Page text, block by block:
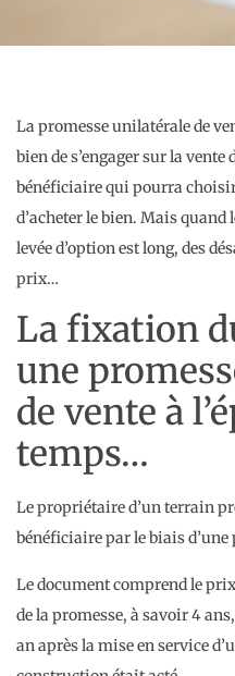
La promesse unilatérale de
bien de s’engager sur la vente
bénéficiaire qui pourra choisir
d’acheter le bien. Mais quand
levée d’option est long, des
prix…
La fixation
une
de vente à
temps…
Le propriétaire d’un terrain
bénéficiaire par le biais
Le document comprend le
de la promesse, à savoir 4
an après la mise en service